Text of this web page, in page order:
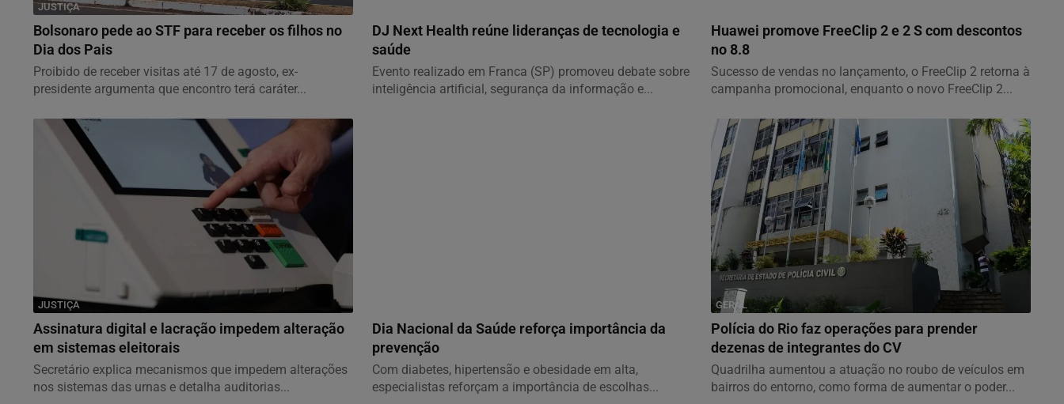
JUSTIÇA
Bolsonaro pede ao STF para receber os filhos no
Dia dos Pais
Proibido de receber visitas até 17 de agosto, ex-
presidente argumenta que encontro terá caráter...
DJ Next Health reúne lideranças de tecnologia e
saúde
Evento realizado em Franca (SP) promoveu debate sobre
inteligência artificial, segurança da informação e...
Huawei promove FreeClip 2 e 2 S com descontos
no 8.8
Sucesso de vendas no lançamento, o FreeClip 2 retorna à
campanha promocional, enquanto o novo FreeClip 2...
JUSTIÇA
Assinatura digital e lacração impedem alteração
em sistemas eleitorais
Secretário explica mecanismos que impedem alterações
nos sistemas das urnas e detalha auditorias...
Dia Nacional da Saúde reforça importância da
prevenção
Com diabetes, hipertensão e obesidade em alta,
especialistas reforçam a importância de escolhas...
GERAL
Polícia do Rio faz operações para prender
dezenas de integrantes do CV
Quadrilha aumentou a atuação no roubo de veículos em
bairros do entorno, como forma de aumentar o poder...